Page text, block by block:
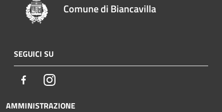
Comune di Biancavilla
SEGUICI SU
FacebookInstagram
AMMINISTRAZIONE